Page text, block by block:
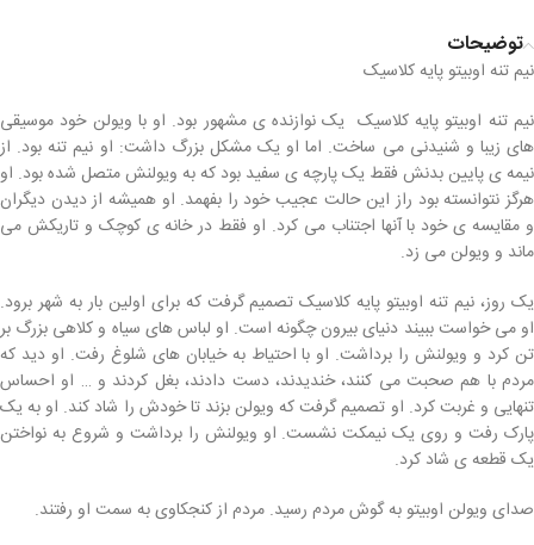
توضیحات
نیم تنه اوبیتو پایه کلاسیک
نیم تنه اوبیتو پایه کلاسیک یک نوازنده ی مشهور بود. او با ویولن خود موسیقی
های زیبا و شنیدنی می ساخت. اما او یک مشکل بزرگ داشت: او نیم تنه بود. از
نیمه ی پایین بدنش فقط یک پارچه ی سفید بود که به ویولنش متصل شده بود. او
هرگز نتوانسته بود راز این حالت عجیب خود را بفهمد. او همیشه از دیدن دیگران
و مقایسه ی خود با آنها اجتناب می کرد. او فقط در خانه ی کوچک و تاریکش می
ماند و ویولن می زد.
یک روز، نیم تنه اوبیتو پایه کلاسیک تصمیم گرفت که برای اولین بار به شهر برود.
او می خواست ببیند دنیای بیرون چگونه است. او لباس های سیاه و کلاهی بزرگ بر
تن کرد و ویولنش را برداشت. او با احتیاط به خیابان های شلوغ رفت. او دید که
مردم با هم صحبت می کنند، خندیدند، دست دادند، بغل کردند و … او احساس
تنهایی و غربت کرد. او تصمیم گرفت که ویولن بزند تا خودش را شاد کند. او به یک
پارک رفت و روی یک نیمکت نشست. او ویولنش را برداشت و شروع به نواختن
یک قطعه ی شاد کرد.
صدای ویولن اوبیتو به گوش مردم رسید. مردم از کنجکاوی به سمت او رفتند.